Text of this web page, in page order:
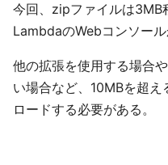
今回、zipファイルは3MB
LambdaのWebコンソール
他の拡張を使用する場合
い場合など、10MBを超
ロードする必要がある。